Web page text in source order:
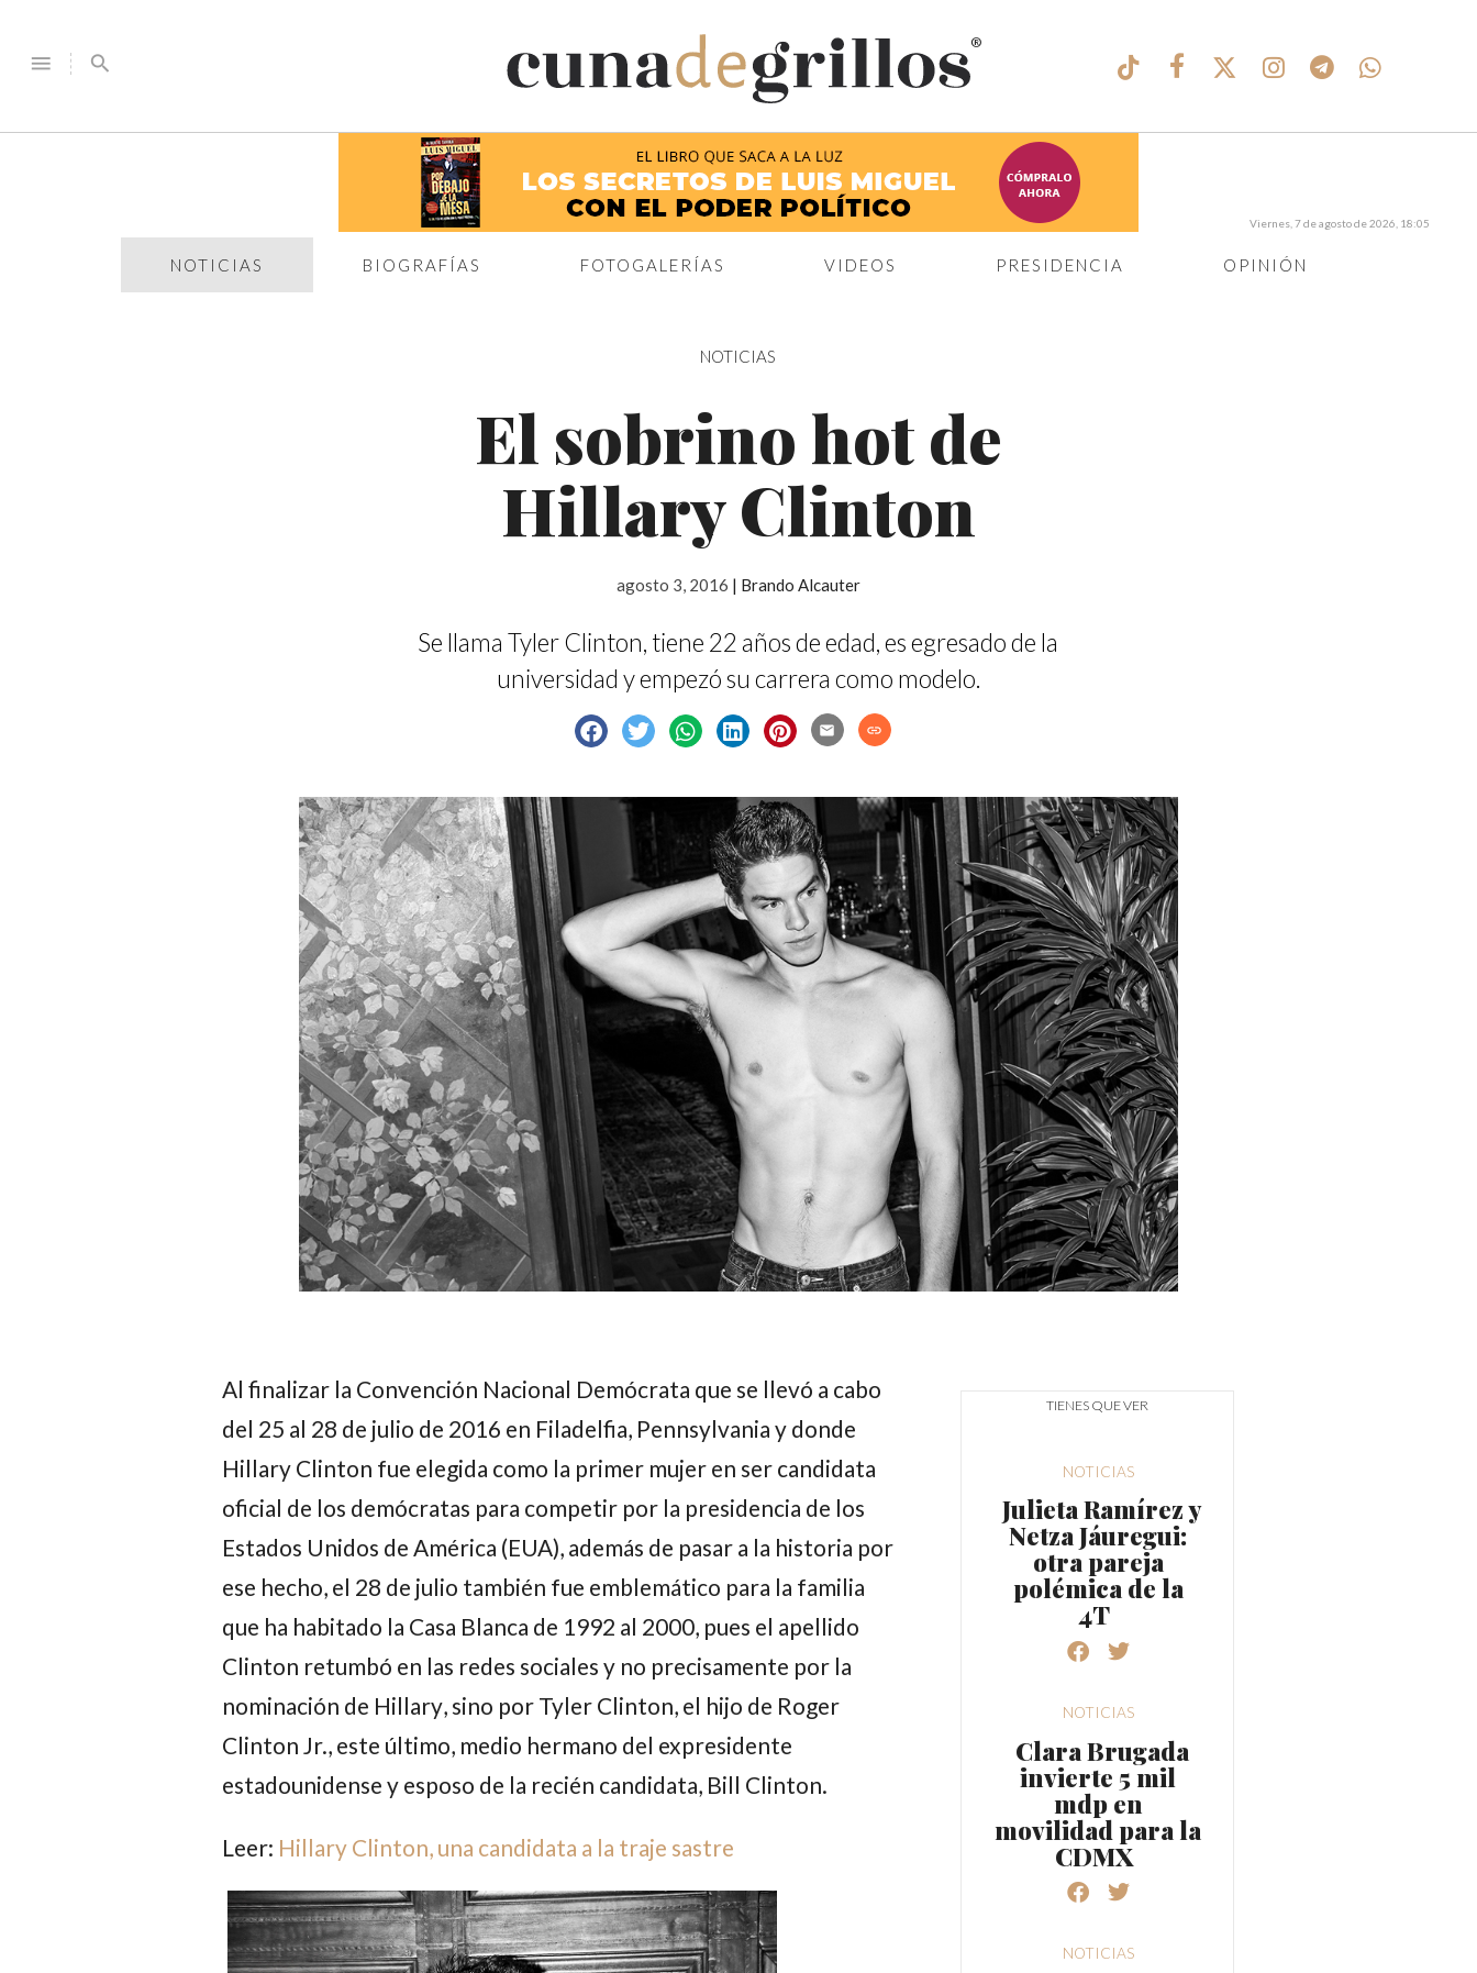
menu search
®
NOTICIAS BIOGRAFÍAS FOTOGALERÍAS VIDEOS PRESIDENCIA OPINIÓN
Viernes, 7 de agosto de 2026, 18:05
NOTICIAS
El sobrino hot de
Hillary Clinton
agosto 3, 2016 | Brando Alcauter
Se llama Tyler Clinton, tiene 22 años de edad, es egresado de la
universidad y empezó su carrera como modelo.
email link
Al finalizar la Convención Nacional Demócrata que se llevó a cabo
del 25 al 28 de julio de 2016 en Filadelfia, Pennsylvania y donde
Hillary Clinton fue elegida como la primer mujer en ser candidata
oficial de los demócratas para competir por la presidencia de los
Estados Unidos de América (EUA), además de pasar a la historia por
ese hecho, el 28 de julio también fue emblemático para la familia
que ha habitado la Casa Blanca de 1992 al 2000, pues el apellido
Clinton retumbó en las redes sociales y no precisamente por la
nominación de Hillary, sino por Tyler Clinton, el hijo de Roger
Clinton Jr., este último, medio hermano del expresidente
estadounidense y esposo de la recién candidata, Bill Clinton.
Leer: Hillary Clinton, una candidata a la traje sastre
TIENES QUE VER
NOTICIAS
Julieta Ramírez y
Netza Jáuregui:
otra pareja
polémica de la
4T
NOTICIAS
Clara Brugada
invierte 5 mil
mdp en
movilidad para la
CDMX
NOTICIAS